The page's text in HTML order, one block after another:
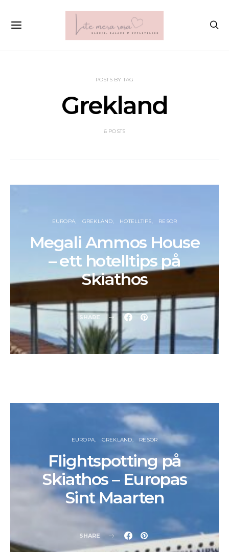
POSTS BY TAG
Grekland
6 POSTS
EUROPA GREKLAND HOTELLTIPS RESOR
Megali Ammos House
– ett hotelltips på
Skiathos
SHARE
EUROPA GREKLAND RESOR
Flightspotting på
Skiathos – Europas
Sint Maarten
SHARE